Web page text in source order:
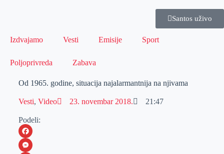
Santos uživo
Izdvajamo Vesti Emisije Sport
Poljoprivreda Zabava
Od 1965. godine, situacija najalarmantnija na njivama
Vesti, Video 23. novembar 2018. 21:47
Podeli:
F